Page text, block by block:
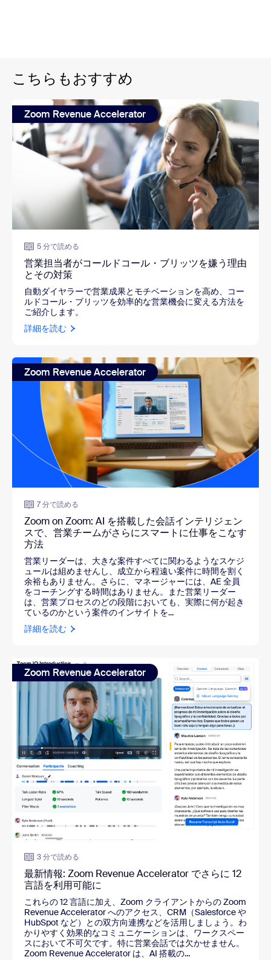
こちらもおすすめ
Zoom Revenue Accelerator
5 分で読める
営業担当者がコールドコール・ブリッツを嫌う理由
とその対策
自動ダイヤラーで営業成果とモチベーションを高め、コー
ルドコール・ブリッツを効率的な営業機会に変える方法を
ご紹介します。
詳細を読む
Zoom Revenue Accelerator
7 分で読める
Zoom on Zoom: AI を搭載した会話インテリジェン
スで、営業チームがさらにスマートに仕事をこなす
方法
営業リーダーは、大きな案件すべてに関わるようなスケジ
ュールは組めませんし、成立から程遠い案件に時間を割く
余裕もありません。さらに、マネージャーには、AE 全員
をコーチングする時間はありません。また営業リーダー
は、営業プロセスのどの段階においても、実際に何が起き
ているのかという案件のインサイトを...
詳細を読む
Zoom Revenue Accelerator
3 分で読める
最新情報: Zoom Revenue Accelerator でさらに 12
言語を利用可能に
これらの 12 言語に加え、Zoom クライアントからの Zoom
Revenue Accelerator へのアクセス、CRM（Salesforce や
HubSpot など）との双方向連携などを活用しましょう。わ
かりやすく効果的なコミュニケーションは、ワークスペー
スにおいて不可欠です。特に営業会話では欠かせません。
Zoom Revenue Accelerator は、AI 搭載の...